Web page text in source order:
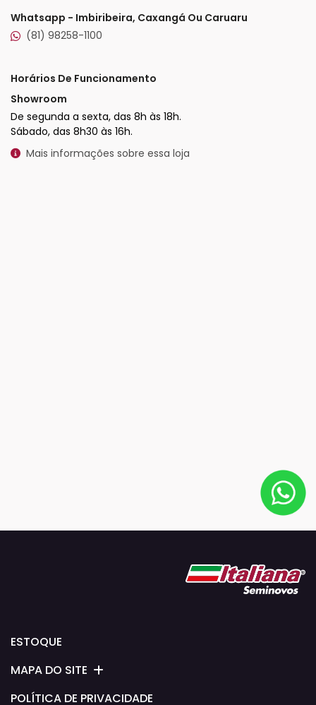
Whatsapp - Imbiribeira, Caxangá Ou Caruaru
(81) 98258-1100
Horários De Funcionamento
Showroom
De segunda a sexta, das 8h às 18h.
Sábado, das 8h30 às 16h.
Mais informações sobre essa loja
ESTOQUE
MAPA DO SITE
POLÍTICA DE PRIVACIDADE